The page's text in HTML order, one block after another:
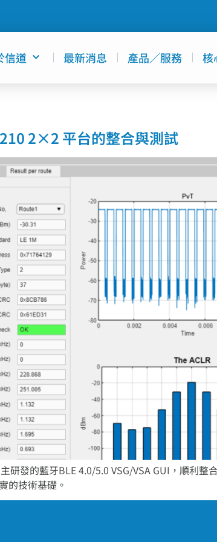
信道 最新消息 產品／服務 核
2×2 平台的整合與測試
研發的藍牙BLE 4.0/5.0 VSG/VSA GUI，順利
的技術基礎。